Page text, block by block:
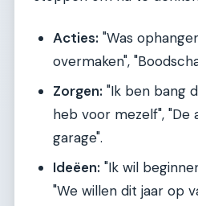
Acties: "Was
overmaken",
Zorgen: "Ik ben bang
heb voor mezelf", "De
garage".
Ideëen: "Ik wil
"We willen dit jaar op